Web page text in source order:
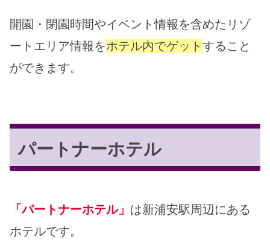
開園・閉園時間やイベント情報を含めたリゾ
ートエリア情報をホテル内でゲット すること
ができます。
パートナーホテル
「パートナーホテル」 は新浦安駅周辺にある
ホテルです。